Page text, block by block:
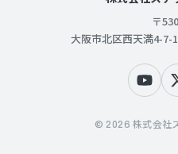
〒
大阪市北区西天満4-7-
© 2026 株式会社